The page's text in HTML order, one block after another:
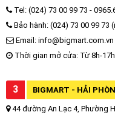
Tel: (024) 73 00 99 73 -
Bảo hành: (024) 73 00 99 73
Email: info@bigmart.com.vn
Thời gian mở cửa: Từ 8h-
3 BIGMART - HẢI
44 đường An Lạc 4, Phường